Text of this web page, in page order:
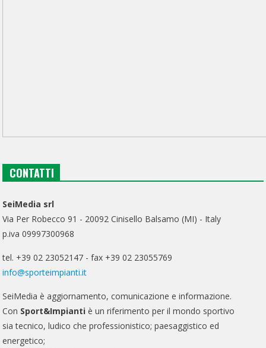
CONTATTI
SeiMedia srl
Via Per Robecco 91 - 20092 Cinisello Balsamo (MI) - Italy
p.iva 09997300968
tel. +39 02 23052147 - fax +39 02 23055769
info@sporteimpianti.it
SeiMedia è aggiornamento, comunicazione e informazione.
Con Sport&Impianti è un riferimento per il mondo sportivo
sia tecnico, ludico che professionistico; paesaggistico ed
energetico;